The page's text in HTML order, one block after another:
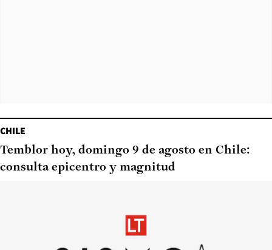
CHILE
Temblor hoy, domingo 9 de agosto en Chile:
consulta epicentro y magnitud